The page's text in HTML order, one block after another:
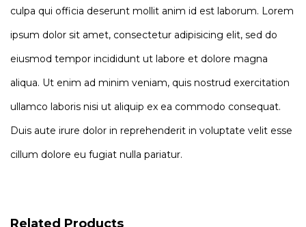
culpa qui officia deserunt mollit anim id est laborum. Lorem
ipsum dolor sit amet, consectetur adipisicing elit, sed do
eiusmod tempor incididunt ut labore et dolore magna
aliqua. Ut enim ad minim veniam, quis nostrud exercitation
ullamco laboris nisi ut aliquip ex ea commodo consequat.
Duis aute irure dolor in reprehenderit in voluptate velit esse
cillum dolore eu fugiat nulla pariatur.
Related Products